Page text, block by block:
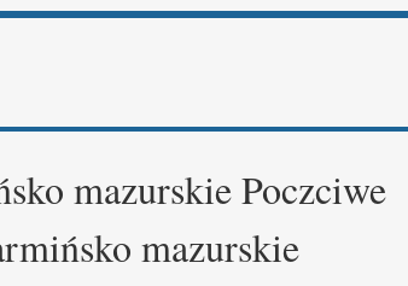
mazurskie Poczciwe
mazurskie